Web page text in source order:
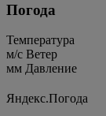
Погода
Температура
м/c Ветер
мм Давление
Яндекс.Погода